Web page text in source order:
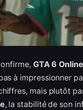
GTA 6 Online
à impressionner
mais plutôt
, la stabilité de son